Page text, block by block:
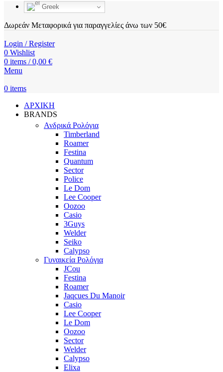
Greek
Δωρεάν Μεταφορικά για παραγγελίες άνω των 50€
Login / Register
0 Wishlist
0 items / 0,00 €
Menu
0 items
ΑΡΧΙΚΗ
BRANDS
Ανδρικά Ρολόγια
Timberland
Roamer
Festina
Quantum
Sector
Police
Le Dom
Lee Cooper
Oozoo
Casio
3Guys
Welder
Seiko
Calypso
Γυναικεία Ρολόγια
JCou
Festina
Roamer
Jaqcues Du Manoir
Casio
Lee Cooper
Le Dom
Oozoo
Sector
Welder
Calypso
Elixa